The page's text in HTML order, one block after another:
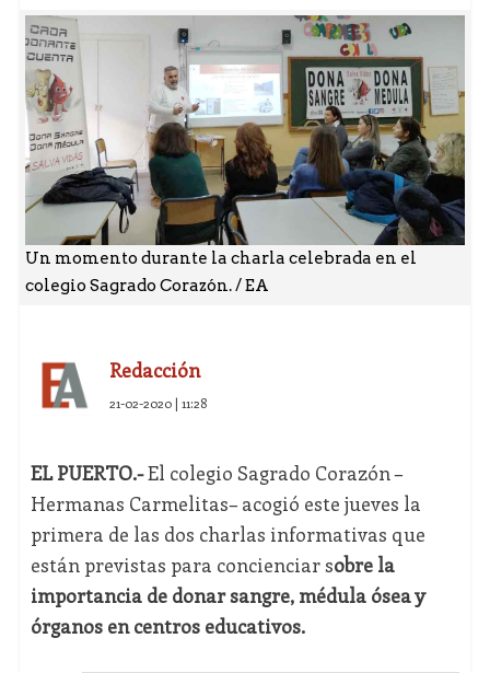
Un momento durante la charla celebrada en el
colegio Sagrado Corazón. / EA
Redacción
21-02-2020 | 11:28
EL PUERTO.-El colegio Sagrado Corazón –
Hermanas Carmelitas– acogió este jueves la
primera de las dos charlas informativas que
están previstas para concienciar sobre la
importancia de donar sangre, médula ósea y
órganos en centros educativos.